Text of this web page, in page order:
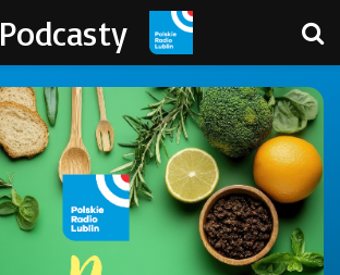
Podcasty